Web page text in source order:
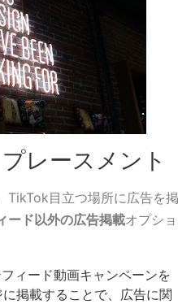
レースメント
TikTok目立つ場所に広告を掲
ード以外の広告掲載オプショ
ィード動画キャンペーンを
掲載することで、広告に関